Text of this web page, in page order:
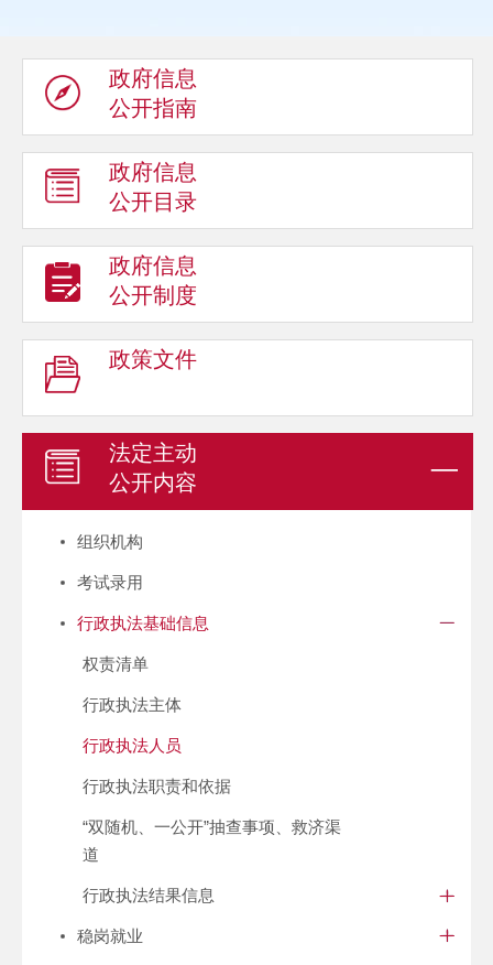
政府信息
公开指南
政府信息
公开目录
政府信息
公开制度
政策文件
法定主动
公开内容
组织机构
考试录用
行政执法基础信息
权责清单
行政执法主体
行政执法人员
行政执法职责和依据
“双随机、一公开”抽查事项、救济渠
道
行政执法结果信息
稳岗就业